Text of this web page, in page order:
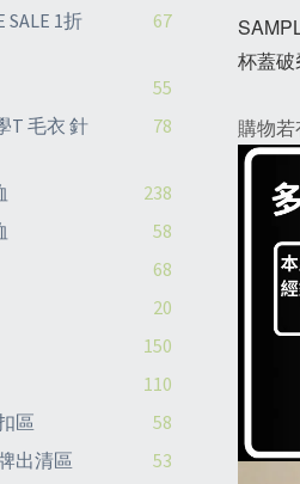
SALE 1折
67
55
T 毛衣 針
78
238
58
68
20
150
110
區
58
出清區
53
杯蓋破
購物